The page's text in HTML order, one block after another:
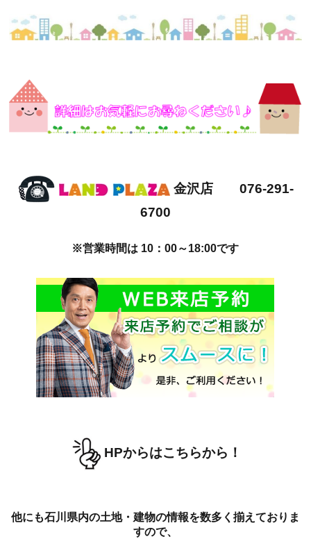
金沢店 076-291-
6700
※営業時間は 10：00～18:00です
HPからはこちらから！
他にも石川県内の土地・建物の情報を数多く揃えておりま
すので、